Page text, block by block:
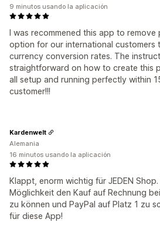
I was recommened this app to remove
option for our international customers
currency conversion rates. The
straightforward on how to create this
all setup and running perfectly within
customer!!!
9 minutos usando la aplicación
Klappt, enorm wichtig für JEDEN
Möglichkeit den Kauf auf Rechnung
zu können und PayPal auf Platz 1 zu
für diese App!
Kardenwelt
Alemania
16 minutos usando la aplicación